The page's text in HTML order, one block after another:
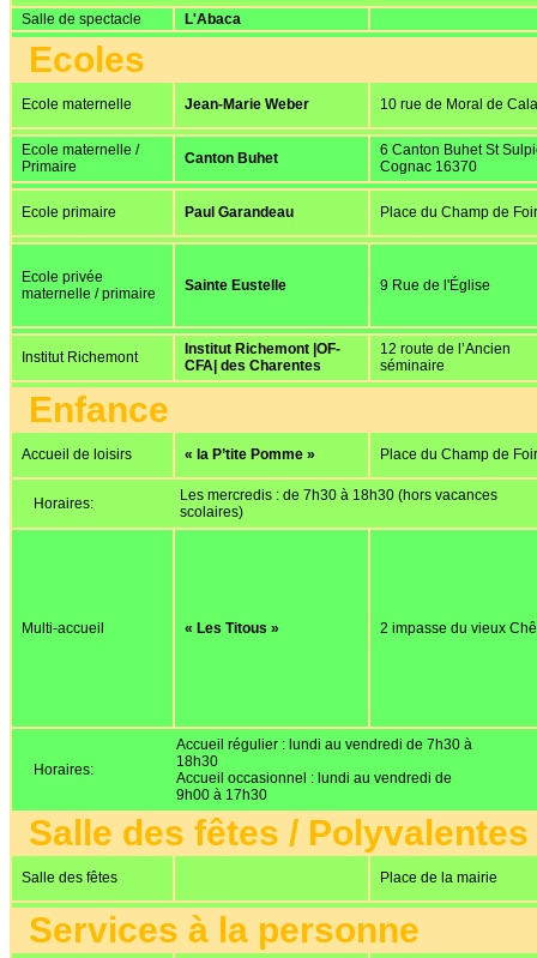
Salle de spectacle
L'Abaca
Ecoles
Ecole maternelle Jean-Marie Weber 10 rue de Moral de
Ecole maternelle /
Primaire
Canton Buhet
6 Canton Buhet St
Cognac 16370
Ecole primaire Paul Garandeau Place du Champ de
Ecole privée
maternelle / primaire
Sainte Eustelle 9 Rue de l'Église
Institut Richemont
Institut Richemont |OF-
CFA| des Charentes
12 route de l’Ancien
séminaire
Enfance
Accueil de loisirs « la P’tite Pomme » Place du Champ de
Horaires:
Les mercredis : de 7h30 à 18h30 (hors vacances
scolaires)
Multi-accueil « Les Titous » 2 impasse du vieux
Horaires:
Accueil régulier : lundi au vendredi de 7h30 à
18h30
Accueil occasionnel : lundi au vendredi de
9h00 à 17h30
Salle des fêtes / Polyvalentes
Salle des fêtes Place de la mairie
Services à la personne